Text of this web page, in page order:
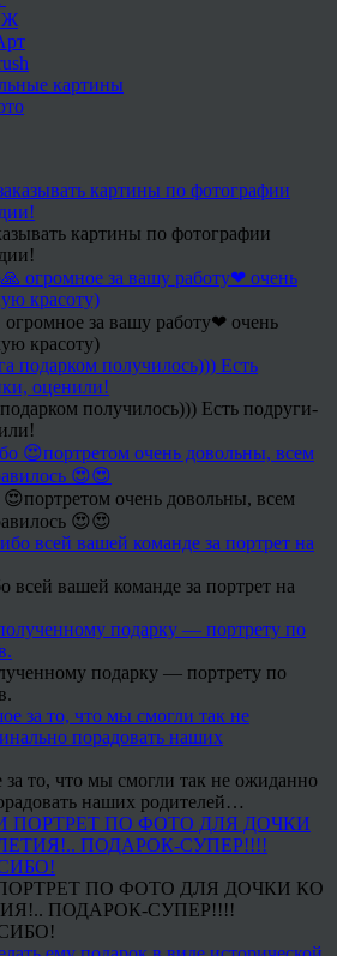
картины
картины по фотографии
огромное за вашу работу❤ очень
красоту)
получилось))) Есть подруги-
очень довольны, всем
😍😍
всей вашей команде за портрет на
подарку — портрету по
то, что мы смогли так не ожиданно
наших родителей…
ПО ФОТО ДЛЯ ДОЧКИ КО
ПОДАРОК-СУПЕР!!!!